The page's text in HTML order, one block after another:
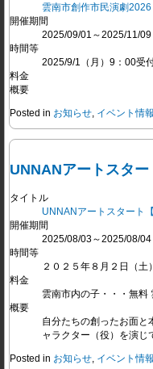
雲南市創作市民演劇
開催期間
2025/09/01～2025/11/09
時間等
2025/9/1（月）9：00受
料金
概要
Posted in お知らせ イベント情報
UNNANアートスター
タイトル
UNNANアートスタート
開催期間
2025/08/03～2025/08/04
時間等
２０２５年８月２日（
料金
雲南市内の子・・・無料
概要
自分たちの創ったお面と
ャラクター（役）を演じ
Posted in お知らせ イベント情報